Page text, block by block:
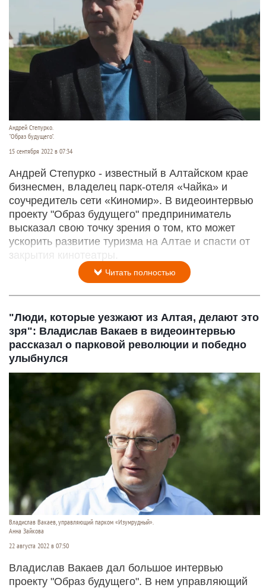
Андрей Степурко.
"Образ будущего".
15 сентября 2022 в 07:34
Андрей Степурко - известный в Алтайском крае
бизнесмен, владелец парк-отеля «Чайка» и
соучредитель сети «Киномир». В видеоинтервью
проекту "Образ будущего" предприниматель
высказал свою точку зрения о том, кто может
ускорить развитие туризма на Алтае и спасти от
закрытия кинотеатры.
Читать полностью
"Люди, которые уезжают из Алтая, делают это
зря": Владислав Вакаев в видеоинтервью
рассказал о парковой революции и победно
улыбнулся
Владислав Вакаев, управляющий парком «Изумрудный».
Анна Зайкова
22 августа 2022 в 07:50
Владислав Вакаев дал большое интервью
проекту "Образ будущего". В нем управляющий